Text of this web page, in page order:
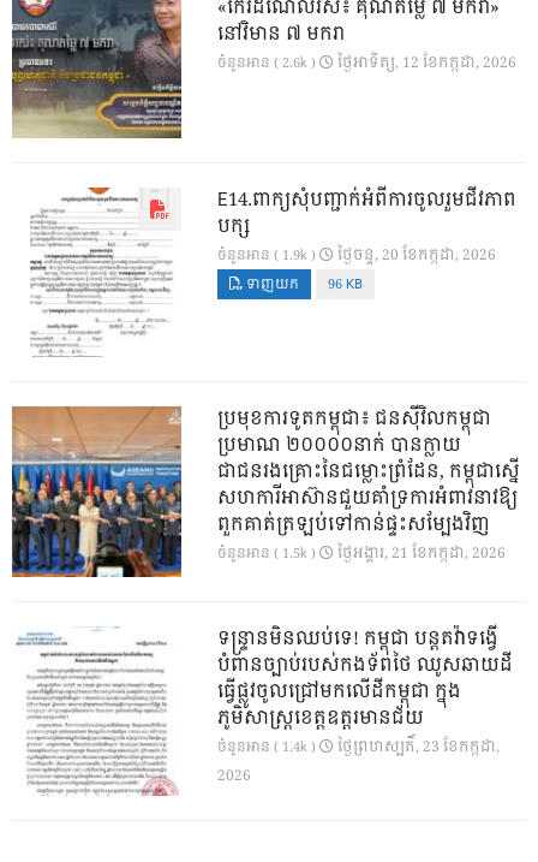
«កេរដំណែលរស់៖ គុណតម្លៃ ៧ មករា»
នៅវិមាន ៧ មករា
ចំនួនអាន ( 2.6k ) ថ្ងៃ​អាទិត្យ, 12 ខែ​កក្កដា, 2026
E14.ពាក្យសុំបញ្ជាក់អំពីការចូលរួមជីវភាព
បក្ស
ចំនួនអាន ( 1.9k ) ថ្ងៃ​ចន្ទ, 20 ខែ​កក្កដា, 2026
ទាញយក 96 KB
ប្រមុខការទូតកម្ពុជា៖ ជនស៊ីវិលកម្ពុជា
ប្រមាណ ២០០០០នាក់ បានក្លាយ
ជាជនរងគ្រោះនៃជម្លោះព្រំដែន, កម្ពុជាស្នើ
សហការីអាស៊ានជួយគាំទ្រការអំពាវនាវឱ្យ
ពួកគាត់ត្រឡប់ទៅកាន់ផ្ទះសម្បែងវិញ
ចំនួនអាន ( 1.5k ) ថ្ងៃ​អង្គារ, 21 ខែ​កក្កដា, 2026
ទន្ទ្រានមិនឈប់ទេ! កម្ពុជា បន្តតវ៉ាទង្វើ
បំពានច្បាប់របស់កងទ័ពថៃ ឈូសឆាយដី
ធ្វើផ្លូវចូលជ្រៅមកលើដីកម្ពុជា ក្នុង
ភូមិសាស្ត្រខេត្តឧត្តរមានជ័យ
ចំនួនអាន ( 1.4k )
ថ្ងៃ​ព្រហស្បតិ៍, 23 ខែ​កក្កដា,
2026